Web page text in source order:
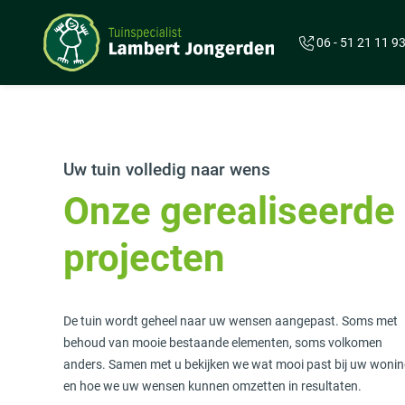
Overslaan en naar de inhoud gaan
06 - 51 21 11 93
Uw tuin volledig naar wens
Onze gerealiseerde
projecten
De tuin wordt geheel naar uw wensen aangepast. Soms met
behoud van mooie bestaande elementen, soms volkomen
anders. Samen met u bekijken we wat mooi past bij uw
en hoe we uw wensen kunnen omzetten in resultaten.